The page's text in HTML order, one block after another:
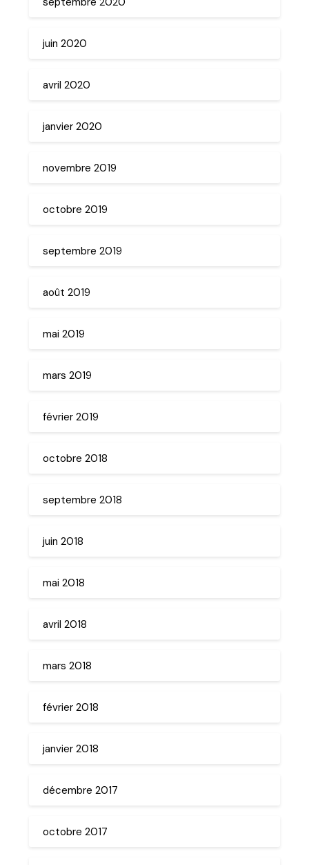
juin 2020
avril 2020
janvier 2020
novembre 2019
octobre 2019
septembre 2019
août 2019
mai 2019
mars 2019
février 2019
octobre 2018
septembre 2018
juin 2018
mai 2018
avril 2018
mars 2018
février 2018
janvier 2018
décembre 2017
octobre 2017